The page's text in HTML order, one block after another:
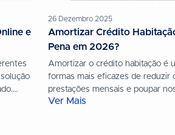
e
26 Dezembro 2025
Amortizar Crédito
Pena em 2026?
Amortizar o crédito habitação é
formas mais eficazes de reduzir
prestações mensais e poupar
será que compensa...
Ver Mais